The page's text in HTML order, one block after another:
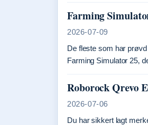
Farming
2026-07-09
De fleste som har
Farming Simulator 25,
Roborock Qrevo
2026-07-06
Du har sikkert lagt